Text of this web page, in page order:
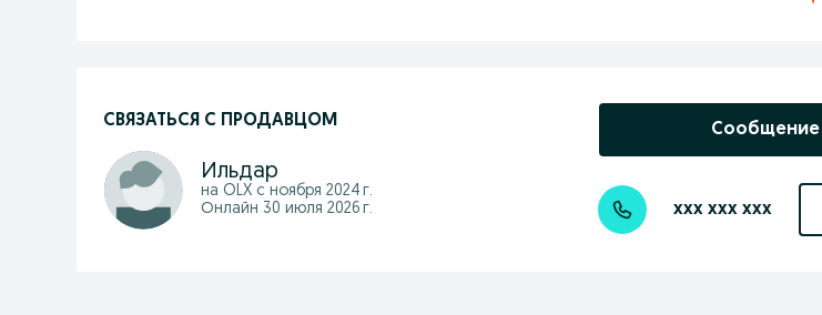
СВЯЗАТЬСЯ С ПРОДАВЦОМ
Ильдар
на OLX с ноября 2024 г.
Онлайн 30 июля 2026 г.
Сообщение
xxx xxx xxx